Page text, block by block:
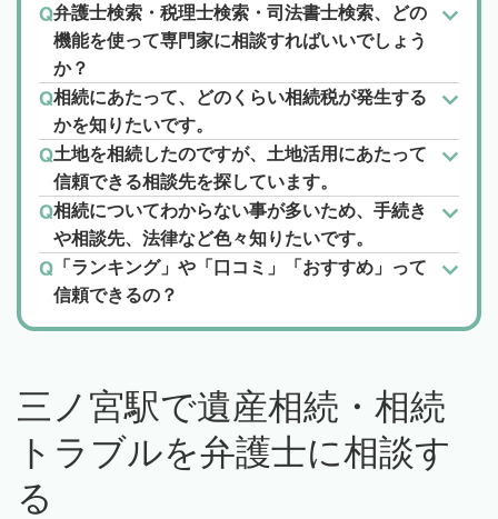
弁護士検索・税理士検索・司法書士検索、どの
機能を使って専門家に相談すればいいでしょう
か？
相続にあたって、どのくらい相続税が発生する
かを知りたいです。
土地を相続したのですが、土地活用にあたって
信頼できる相談先を探しています。
相続についてわからない事が多いため、手続き
や相談先、法律など色々知りたいです。
「ランキング」や「口コミ」「おすすめ」って
信頼できるの？
三ノ宮駅で遺産相続・相続
トラブルを弁護士に相談す
る